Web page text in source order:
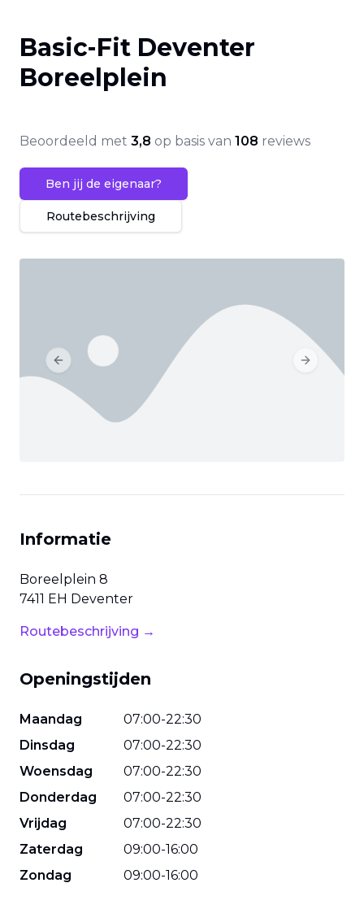
Basic-Fit Deventer
Boreelplein
Beoordeeld met 3,8 op basis van 108 reviews
Ben jij de eigenaar?
Routebeschrijving
Previous slide Next slide
Informatie
Boreelplein 8
7411 EH Deventer
Routebeschrijving →
Openingstijden
Maandag 07:00-22:30
Dinsdag
07:00-22:30
Woensdag
07:00-22:30
Donderdag
07:00-22:30
Vrijdag
07:00-22:30
Zaterdag
09:00-16:00
Zondag
09:00-16:00